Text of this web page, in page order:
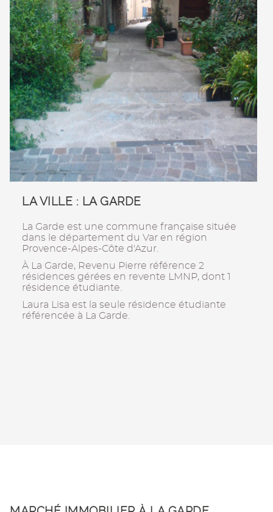
LA VILLE : LA GARDE
La Garde est une commune française située
dans le département du Var en région
Provence-Alpes-Côte d'Azur.
À La Garde, Revenu Pierre référence 2
résidences gérées en revente LMNP, dont 1
résidence étudiante.
Laura Lisa est la seule résidence étudiante
référencée à La Garde.